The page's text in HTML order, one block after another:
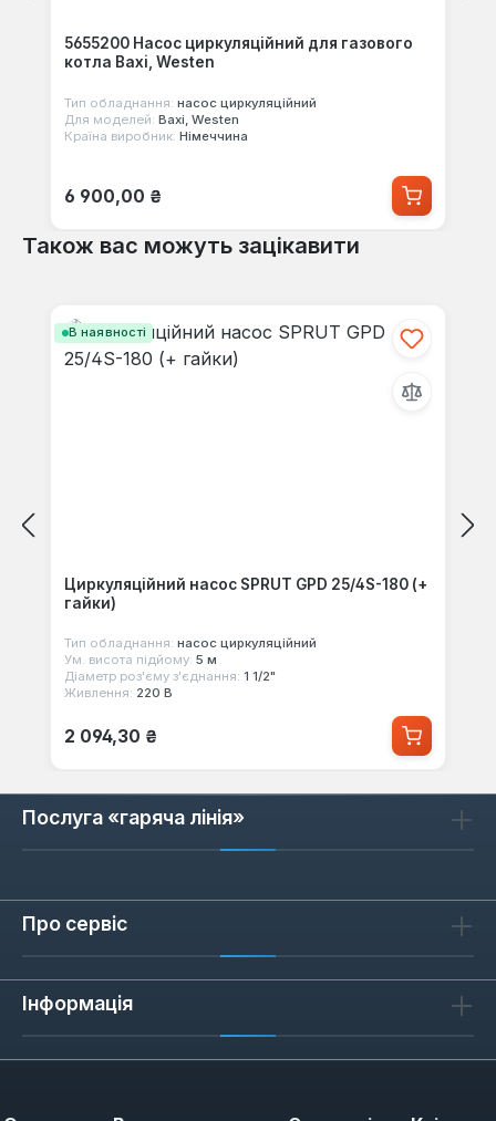
5655200 Насос циркуляційний для газового
котла Baxi, Westen
Тип обладнання: насос циркуляційний
Для моделей: Baxi, Westen
Країна виробник: Німеччина
Звичайна ціна:
6 900,00 ₴
Також вас можуть зацікавити
В наявності
Циркуляційний насос SPRUT GPD 25/4S-180 (+
гайки)
Тип обладнання: насос циркуляційний
Ум. висота підйому: 5 м
Діаметр роз'єму з'єднання: 1 1/2"
Живлення: 220 В
Звичайна ціна:
2 094,30 ₴
Послуга «гаряча лінія»
Про сервіс
Інформація